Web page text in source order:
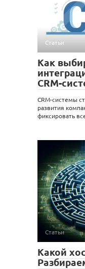
Статьи
Как
CRM-
CRM-системы
развития
фиксировать
Статьи
Какой